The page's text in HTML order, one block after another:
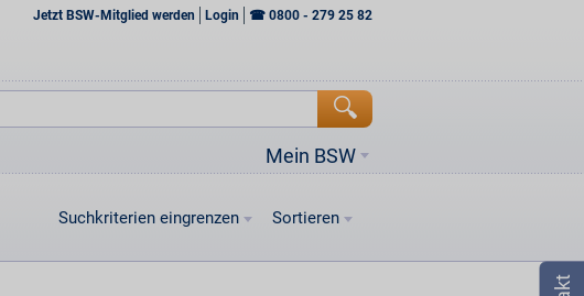
Jetzt BSW-Mitglied werden Login ☎ 0800 - 279 25 82
Mein BSW
Suchkriterien eingrenzen Sortieren